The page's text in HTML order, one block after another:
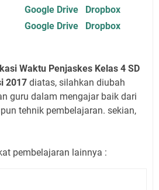
Google Drive
Dropbox
Google Drive Dropbox
Waktu Penjaskes Kelas 4 SD
2017 diatas, silahkan diubah
guru dalam mengajar baik dari
tehnik pembelajaran. sekian,
pembelajaran lainnya :